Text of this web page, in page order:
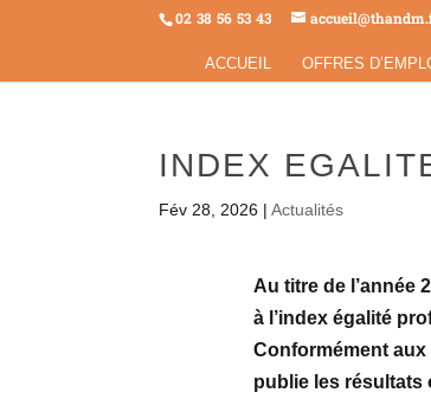
02 38 56 53 43
ACCUEIL OFFRES
INDEX
Fév 28, 2026 |Actualités
Au titre de l’année
à l’index égalité
Conformément aux
publie les résultats